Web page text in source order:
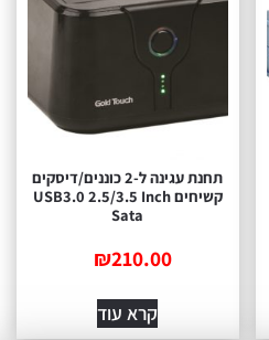
תחנת עגינה ל-2 כוננים/דיסקים
קשיחים USB3.0 2.5/3.5 Inch
Sata
₪210.00
קרא עוד